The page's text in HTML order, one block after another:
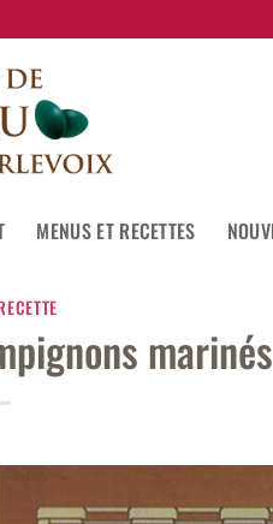
MENUS ET RECETTES